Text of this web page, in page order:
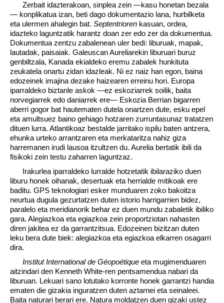
Zerbait idazterakoan, sinplea zein —kasu honetan bezala
— konplikatua izan, beti dago dokumentazio lana, hurbilketa
eta ulermen ahalegin bat. Septentrioren kasuan, ordea,
idazteko laguntzatik harantz doan zer edo zer da dokumentua.
Dokumentua zentzu zabalenean uler bedi: liburuak, mapak,
lautadak, paisaiak. Galeuscan Aureliarekin liburuari buruz
genbiltzala, Kanada ekialdeko eremu zabalek hunkituta
zeukatela onartu zidan idazleak. Ni ez naiz han egon, baina
edozeinek imajina dezake haizearen erreinu hori. Europa
iparraldeko biztanle askok —ez eskoziarrek soilik, baita
norvegiarrek edo daniarrek ere— Eskozia Berrian bigarren
aberri gogor bat hautematen dutela onartzen dute, esku epel
eta amultsuez baino gehiago hotzaren zurruntasunaz tratatzen
dituen lurra. Atlantikoaz bestalde jarritako ispilu baten antzera,
ehunka urteko arrantzaren eta merkataritza nahiz giza
harremanen irudi lausoa itzultzen du. Aurelia bertatik ibili da
fisikoki zein testu zaharren laguntzaz.
Irakurlea iparraldeko lurralde hotzetatik ibilaraziko duen
liburu honek oihanak, desertuak eta herrialde mitikoak ere
baditu. GPS teknologiari esker munduaren zoko bakoitza
neurtua dugula gezurtatzen duten istorio harrigarrien bidez,
paralelo eta meridianorik behar ez duen mundu zabaletik ibiliko
gara. Alegiazkoa eta egiazkoa zein proportziotan nahasten
diren jakitea ez da garrantzitsua. Edozeinen bizitzan duten
leku bera dute biek: alegiazkoa eta egiazkoa elkarren osagarri
dira.
Institut International de Géopoétique eta mugimenduaren
aitzindari den Kenneth White-ren pentsamendua nabari da
liburuan. Lekuari sano lotutako korronte honek garrantzi handia
ematen die gizakia inguratzen duten aztarnei eta seinaleei.
Baita naturari berari ere. Natura moldatzen duen gizaki ustez